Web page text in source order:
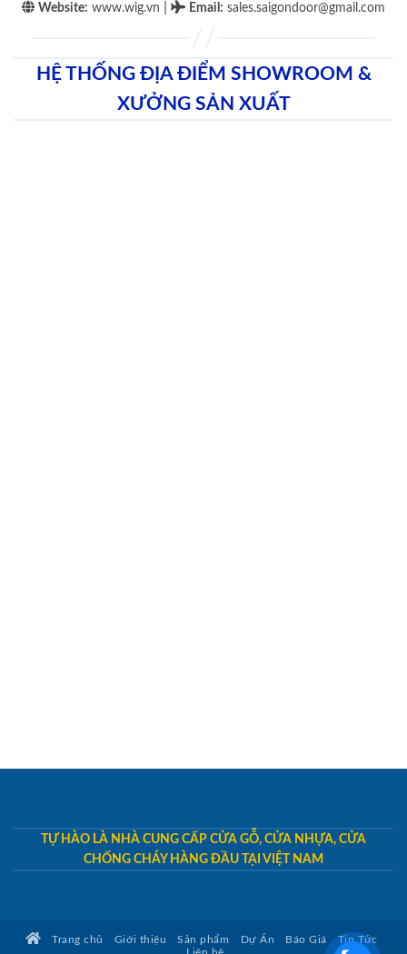
Website: www.wig.vn Email : sales.saigondoor@gmail.com
HỆ THỐNG ĐỊA ĐIỂM SHOWROOM &
XƯỞNG SẢN XUẤT
TỰ HÀO LÀ NHÀ CUNG CẤP CỬA GỖ, CỬA NHỰA, CỬA
CHỐNG CHÁY HÀNG ĐẦU TẠI VIỆT NAM
Trang chủ Giới thiệu Sản phẩm Dự Án Báo Giá
Tin Tức